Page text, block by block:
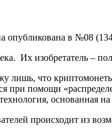
опубликована в №08
Их изобретатель –
лишь, что
помощи
основанная
происходит из